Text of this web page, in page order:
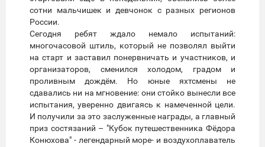
сотни мальчишек и девчонок с разных регионов
России.
Сегодня ребят ждало немало испытаний:
многочасовой штиль, который не позволял выйти
на старт и заставил понервничать и участников, и
организаторов, сменился холодом, градом и
проливным дождём. Но юные яхтсмены не
сдавались ни на мгновение: они стойко вынесли все
испытания, уверенно двигаясь к намеченной цели.
И получили за это заслуженные награды, а главный
приз состязаний – "Кубок путешественника Фёдора
Конюхова" - легендарный море- и воздухоплаватель